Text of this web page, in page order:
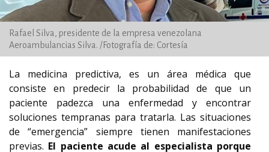
Rafael Silva, presidente de la empresa venezolana
Aeroambulancias Silva. /Fotografía de: Cortesía
La medicina predictiva, es un área médica que
consiste en predecir la probabilidad de que un
paciente padezca una enfermedad y encontrar
soluciones tempranas para tratarla. Las situaciones
de “emergencia” siempre tienen manifestaciones
previas. El paciente acude al especialista porque